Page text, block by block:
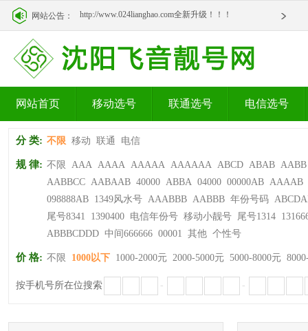
网站公告： http://www.024lianghao.com全新升级！！！
网站首页 移动选号 联通选号 电信选号
分 类: 不限 移动 联通 电信
规 律: 不限 AAA AAAA AAAAA AAAAAA ABCD ABAB AABB
AABBCC AABAAB 40000 ABBA 04000 00000AB AAAAB
098888AB 1349风水号 AAABBB AABBB 年份号码
尾号8341
1390400 电信年份号 移动小靓号 尾号1314
ABBBCDDD 中间666666 00001 其他 个性号
价 格: 不限 1000以下 1000-2000元 2000-5000元 5000-8000元
按手机号所在位搜索 - -